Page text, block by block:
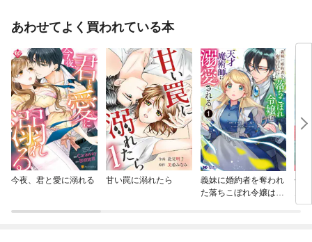
あわせてよく買われている本
今夜、君と愛に溺れる 甘い罠に溺れたら
義妹に婚約者を奪われ
た落ちこぼれ令嬢は、
優
て